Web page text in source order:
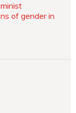
of gender in